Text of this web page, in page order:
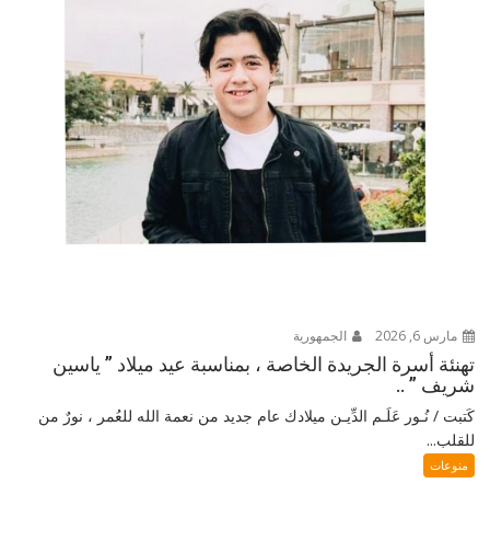
مارس 6, 2026 الجمهورية
تهنئة أسرة الجريدة الخاصة ، بمناسبة عيد ميلاد ” ياسين
شريف ” ..
كَتبت / نُـور عَلَـم الدِّيـن ميلادك عام جديد من نعمة الله للعُمر ، نورٌ من
للقلب...
منوعات